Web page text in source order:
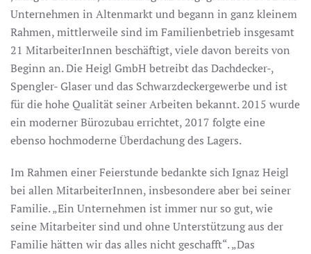
Unternehmen in Altenmarkt und begann in ganz kleinem
Rahmen, mittlerweile sind im Familienbetrieb insgesamt
21 MitarbeiterInnen beschäftigt, viele davon bereits von
Beginn an. Die Heigl GmbH betreibt das Dachdecker-,
Spengler- Glaser und das Schwarzdeckergewerbe und ist
für die hohe Qualität seiner Arbeiten bekannt. 2015 wurde
ein moderner Bürozubau errichtet, 2017 folgte eine
ebenso hochmoderne Überdachung des Lagers.
Im Rahmen einer Feierstunde bedankte sich Ignaz Heigl
bei allen MitarbeiterInnen, insbesondere aber bei seiner
Familie. „Ein Unternehmen ist immer nur so gut, wie
seine Mitarbeiter sind und ohne Unterstützung aus der
Familie hätten wir das alles nicht geschafft“. „Das